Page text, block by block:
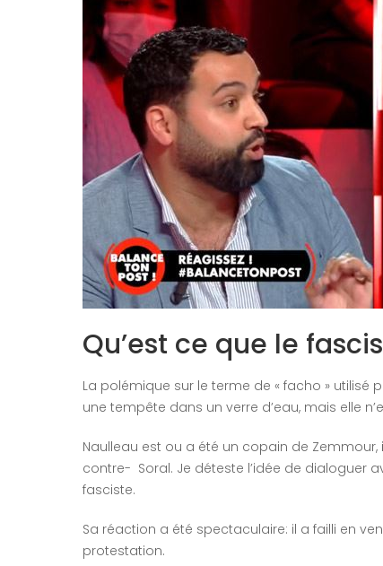
Qu’est ce que le
La polémique sur le terme de « facho » utilisé
une tempête dans un verre d’eau, mais elle
Naulleau est ou a été un copain de Zemmour,
contre- Soral. Je déteste l’idée de dialoguer
fasciste.
Sa réaction a été spectaculaire: il a failli en
protestation.